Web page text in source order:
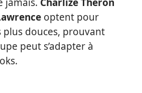
optent pour
plus douces, prouvant
peut s’adapter à